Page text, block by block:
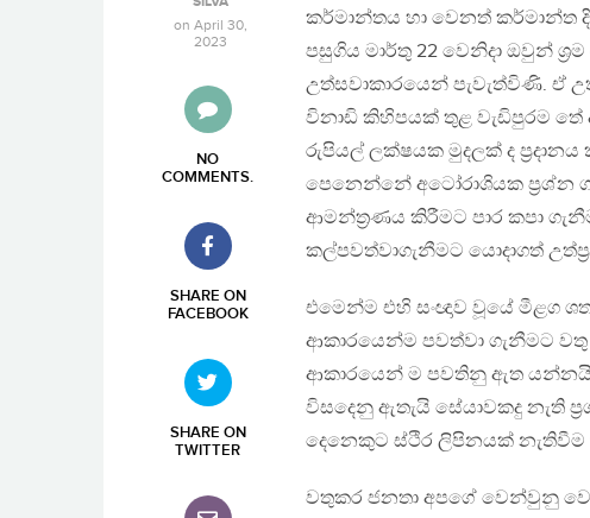
on April 30,
2023
NO
COMMENTS.
SHARE ON
FACEBOOK
SHARE ON
TWITTER
කර්මාන්තය හා වෙනත්
පසුගිය මාර්තු 22 වෙනිදා ඔවුන්
උත්සවාකාරයෙන් පැවැත්විණි. ඒ
විනාඩි කිහිපයක් තුළ වැඩිපුරම
රුපියල් ලක්ෂයක මුදලක් ද
පෙනෙන්නේ අටෝරාශියක ප්‍රශ්න
ආමන්ත්‍රණය කිරීමට පාර කපා
කල්පවත්වාගැනීමට යොදාගත්
එමෙන්ම එහි සංඥාව වූයේ මීළග
ආකාරයෙන්ම පවත්වා ගැනීමට
ආකාරයෙන් ම පවතිනු ඇත
විසදෙනු ඇතැයි සේයාවකදු නැති
දෙනෙකුට ස්ථිර ලිපිනයක් නැතිවීම
වතුකර ජනතා අපගේ වෙන්වුනු